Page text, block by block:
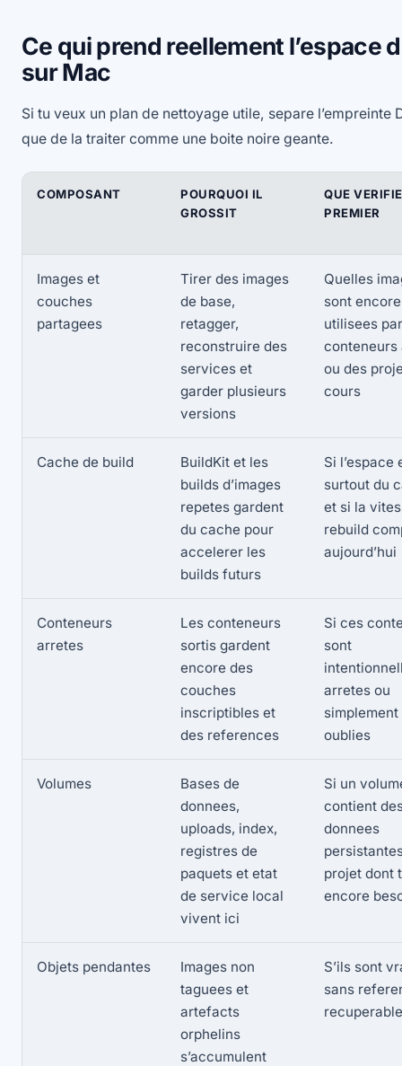
Ce qui prend reellement l’espace
sur Mac
Si tu veux un plan de nettoyage utile, separe l’empreinte
que de la traiter comme une boite noire geante.
COMPOSANT
POURQUOI IL
GROSSIT
QUE
PREMIER
Images et
couches
partagees
Tirer des images
de base,
retagger,
reconstruire des
services et
garder plusieurs
versions
Quelles
sont encore
utilisees
ou des
cours
Cache de build
BuildKit et les
builds d’images
repetes gardent
du cache pour
accelerer les
builds futurs
Si l’espace
surtout du
et si la
rebuild
aujourd’hui
Conteneurs
arretes
Les conteneurs
sortis gardent
encore des
couches
inscriptibles et
des references
Si ces
sont
arretes ou
simplement
oublies
Volumes
Bases de
donnees,
uploads, index,
registres de
paquets et etat
de service local
vivent ici
Si un
contient
donnees
projet dont
encore
Objets pendantes
Images non
taguees et
artefacts
orphelins
s’accumulent
S’ils sont
sans